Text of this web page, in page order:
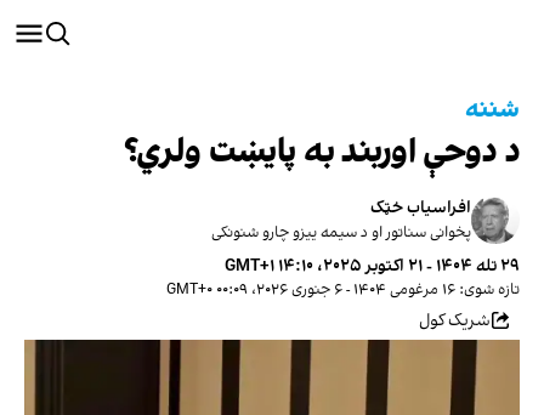
شننه
د دوحې اوربند به پایښت ولري؟
افراسیاب خټک
پخوانی سناتور او د سیمه ییزو چارو شنونکی
۲۹ تله ۱۴۰۴ - ۲۱ اکتوبر ۲۰۲۵، ۱۴:۱۰ GMT+۱
تازه شوی: ۱۶ مرغومی ۱۴۰۴ - ۶ جنوری ۲۰۲۶، ۰۰:۰۹ GMT+۰
شریک کول